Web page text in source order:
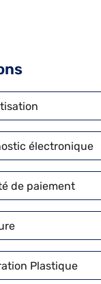
électronique
de paiement
Plastique